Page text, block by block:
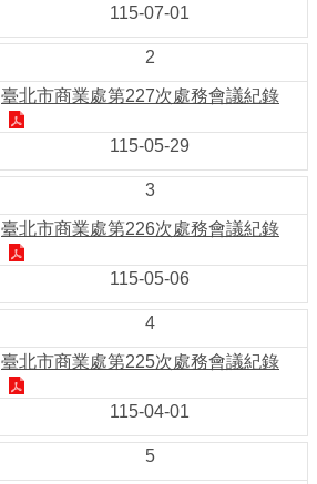
115-07-01
2
臺北市商業處第227次處務會議紀錄
115-05-29
3
臺北市商業處第226次處務會議紀錄
115-05-06
4
臺北市商業處第225次處務會議紀錄
115-04-01
5